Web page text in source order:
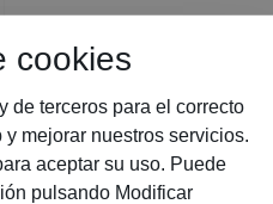
cookies
de terceros para el correcto
mejorar nuestros servicios.
aceptar su uso. Puede
pulsando Modificar
de privacidady tratamiento